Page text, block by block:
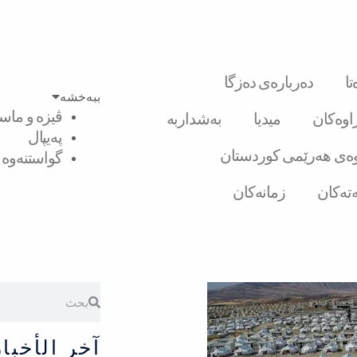
دەربارەی دەزگا
میدیا
بەشداربە
هەرێمی کوردستان
زمانەکان
ببەخشە
ڤیزە و
پەیپال
گواستنەوە
آخر